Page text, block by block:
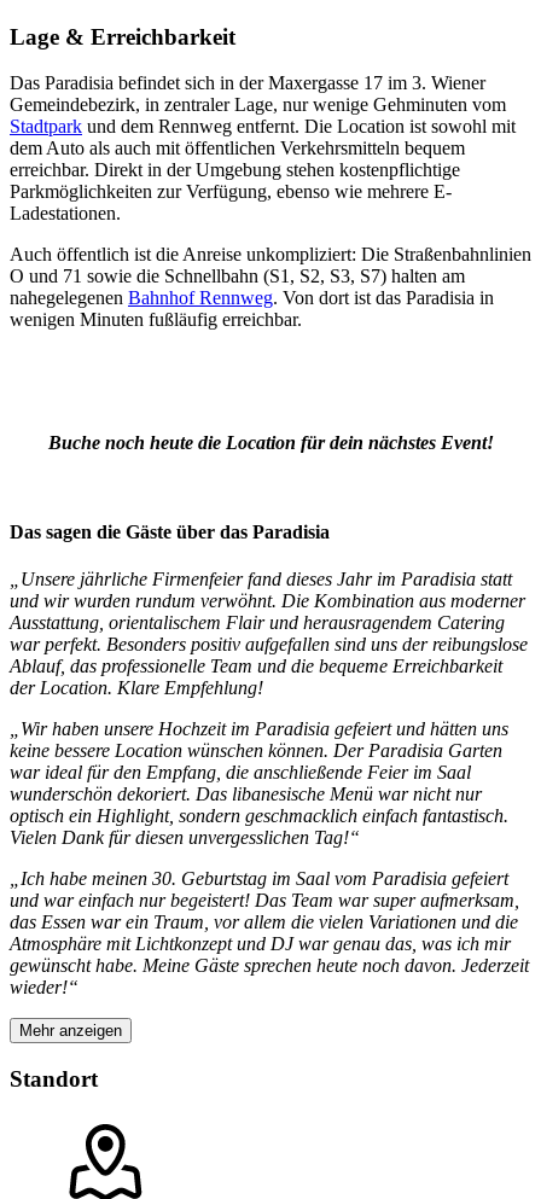
Lage & Erreichbarkeit
Das Paradisia befindet sich in der Maxergasse 17 im 3. Wiener
Gemeindebezirk, in zentraler Lage, nur wenige Gehminuten vom
Stadtpark und dem Rennweg entfernt. Die Location ist sowohl mit
dem Auto als auch mit öffentlichen Verkehrsmitteln bequem
erreichbar. Direkt in der Umgebung stehen kostenpflichtige
Parkmöglichkeiten zur Verfügung, ebenso wie mehrere E-
Ladestationen.
Auch öffentlich ist die Anreise unkompliziert: Die Straßenbahnlinien
O und 71 sowie die Schnellbahn (S1, S2, S3, S7) halten am
nahegelegenen Bahnhof Rennweg. Von dort ist das Paradisia in
wenigen Minuten fußläufig erreichbar.
Buche noch heute die Location für dein nächstes Event!
Das sagen die Gäste über das Paradisia
„Unsere jährliche Firmenfeier fand dieses Jahr im Paradisia statt
und wir wurden rundum verwöhnt. Die Kombination aus moderner
Ausstattung, orientalischem Flair und herausragendem Catering
war perfekt. Besonders positiv aufgefallen sind uns der reibungslose
Ablauf, das professionelle Team und die bequeme Erreichbarkeit
der Location. Klare Empfehlung!
„Wir haben unsere Hochzeit im Paradisia gefeiert und hätten uns
keine bessere Location wünschen können. Der Paradisia Garten
war ideal für den Empfang, die anschließende Feier im Saal
wunderschön dekoriert. Das libanesische Menü war nicht nur
optisch ein Highlight, sondern geschmacklich einfach fantastisch.
Vielen Dank für diesen unvergesslichen Tag!“
„Ich habe meinen 30. Geburtstag im Saal vom Paradisia gefeiert
und war einfach nur begeistert! Das Team war super aufmerksam,
das Essen war ein Traum, vor allem die vielen Variationen und die
Atmosphäre mit Lichtkonzept und DJ war genau das, was ich mir
gewünscht habe. Meine Gäste sprechen heute noch davon. Jederzeit
wieder!“
Mehr anzeigen
Standort